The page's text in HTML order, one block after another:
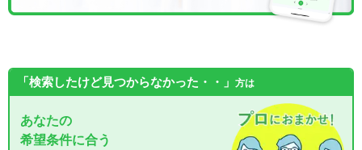
「検索したけど見つからなかった・・」 方は
あなたの
希望条件に合う